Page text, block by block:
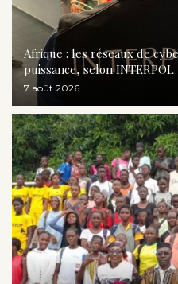
Afrique : les réseaux de
puissance, selon INTERPOL
7 août 2026